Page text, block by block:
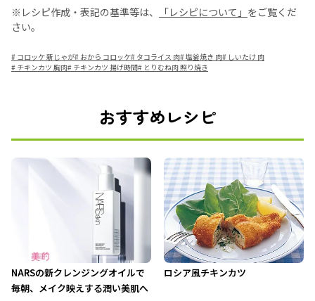
※レシピ作成・表記の基準等は、
「レシピについて」 をご覧くだ
さい。
# コロッケ 新じゃが# おから コロッケ# タコライス 肉#塩釜焼き 肉# しいたけ 肉
# チキンカツ 胸肉# チキンカツ 揚げ時間# とりむね肉 照り焼き
おすすめレシピ
NARSの新クレンジングオイルで
毎朝、メイク映えする潤い美肌へ
ロシア風チキンカツ